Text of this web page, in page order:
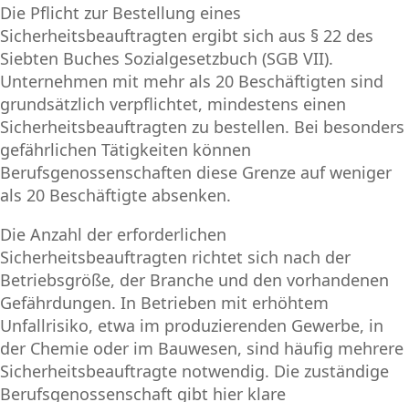
Die Pflicht zur Bestellung eines
Sicherheitsbeauftragten ergibt sich aus § 22 des
Siebten Buches Sozialgesetzbuch (SGB VII).
Unternehmen mit mehr als 20 Beschäftigten sind
grundsätzlich verpflichtet, mindestens einen
Sicherheitsbeauftragten zu bestellen. Bei besonders
gefährlichen Tätigkeiten können
Berufsgenossenschaften diese Grenze auf weniger
als 20 Beschäftigte absenken.
Die Anzahl der erforderlichen
Sicherheitsbeauftragten richtet sich nach der
Betriebsgröße, der Branche und den vorhandenen
Gefährdungen. In Betrieben mit erhöhtem
Unfallrisiko, etwa im produzierenden Gewerbe, in
der Chemie oder im Bauwesen, sind häufig mehrere
Sicherheitsbeauftragte notwendig. Die zuständige
Berufsgenossenschaft gibt hier klare